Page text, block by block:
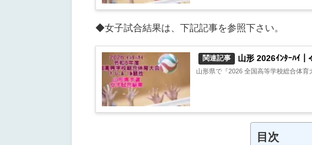
◆女子試合結果は、下記記事を参照下さい。
関連記事 山形 2026ｲﾝﾀｰﾊｲ
山形県で『2026 全国高等学校総合体育
目次